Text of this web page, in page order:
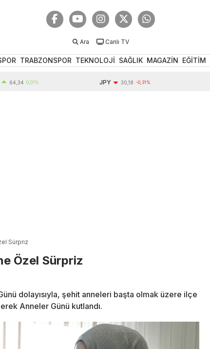
Ara Canlı TV
TRABZONSPOR TEKNOLOJİ SAĞLIK MAGAZİN EĞİTİM
0,01% 30,18 -0,31%
Sürpriz
Özel Sürpriz
dolayısıyla, şehit anneleri başta olmak üzere ilçe
Anneler Günü kutlandı.